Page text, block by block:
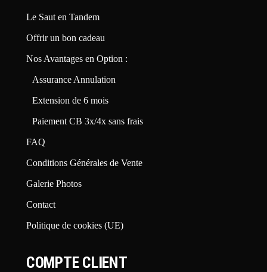
Le Saut en Tandem
Offrir un bon cadeau
Nos Avantages en Option :
Assurance Annulation
Extension de 6 mois
Paiement CB 3x/4x sans frais
FAQ
Conditions Générales de Vente
Galerie Photos
Contact
Politique de cookies (UE)
COMPTE CLIENT